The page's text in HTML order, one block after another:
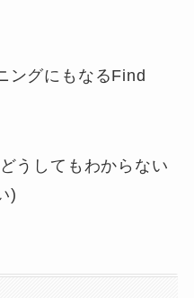
ングにもなるFind
うしてもわからない
)